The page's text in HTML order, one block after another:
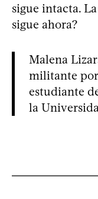
sigue intacta.
sigue ahora?
Malena
militante por
estudiante
la